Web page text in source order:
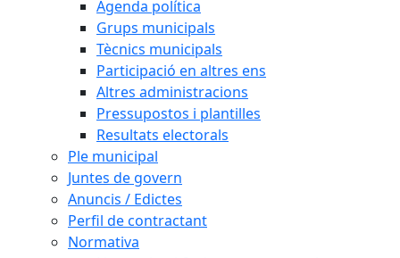
Agenda política
Grups municipals
Tècnics municipals
Participació en altres ens
Altres administracions
Pressupostos i plantilles
Resultats electorals
Ple municipal
Juntes de govern
Anuncis / Edictes
Perfil de contractant
Normativa